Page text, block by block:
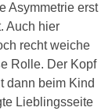
Asymmetrie erst
Auch hier
recht weiche
Rolle. Der Kopf
dann beim Kind
Lieblingsseite